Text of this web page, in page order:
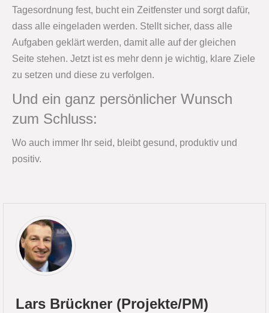
Tagesordnung fest, bucht ein Zeitfenster und sorgt dafür,
dass alle eingeladen werden. Stellt sicher, dass alle
Aufgaben geklärt werden, damit alle auf der gleichen
Seite stehen. Jetzt ist es mehr denn je wichtig, klare Ziele
zu setzen und diese zu verfolgen.
Und ein ganz persönlicher Wunsch
zum Schluss:
Wo auch immer Ihr seid, bleibt gesund, produktiv und
positiv.
Lars Brückner (Projekte/PM)